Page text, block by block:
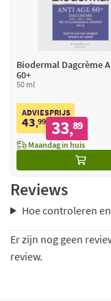
Biodermal Dagcrème
60+
50 ml
ADVIESPRIJS
43,99 33,89
Maandag in huis
Reviews
Hoe controleren
Er zijn nog geen
review.